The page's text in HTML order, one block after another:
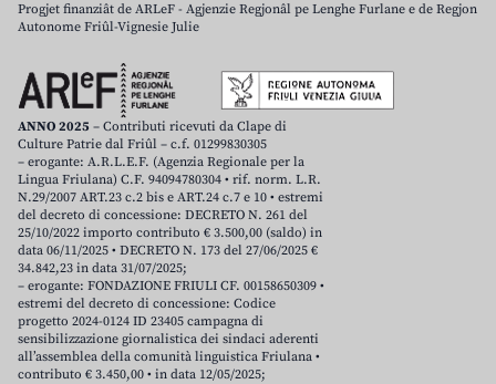
Progjet finanziât de ARLeF - Agjenzie Regjonâl pe Lenghe Furlane e de Regjon
Autonome Friûl-Vignesie Julie
ANNO 2025 – Contributi ricevuti da Clape di
Culture Patrie dal Friûl – c.f. 01299830305
– erogante: A.R.L.E.F. (Agenzia Regionale per la
Lingua Friulana) C.F. 94094780304 • rif. norm. L.R.
N.29/2007 ART.23 c.2 bis e ART.24 c.7 e 10 • estremi
del decreto di concessione: DECRETO N. 261 del
25/10/2022 importo contributo € 3.500,00 (saldo) in
data 06/11/2025 • DECRETO N. 173 del 27/06/2025 €
34.842,23 in data 31/07/2025;
– erogante: FONDAZIONE FRIULI CF. 00158650309 •
estremi del decreto di concessione: Codice
progetto 2024-0124 ID 23405 campagna di
sensibilizzazione giornalistica dei sindaci aderenti
all’assemblea della comunità linguistica Friulana •
contributo € 3.450,00 • in data 12/05/2025;